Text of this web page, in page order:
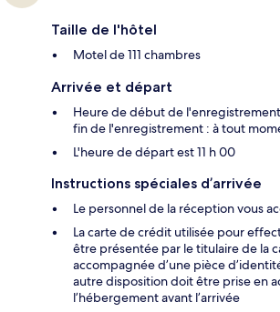
Taille de l'hôtel
Motel de 111 chambres
Arrivée et départ
Heure de début de
fin de l'enregistrement : à tout
L'heure de départ est 11 h 00
Instructions spéciales d’arrivée
Le personnel de la réception vous
La carte de crédit utilisée pour
être présentée par le titulaire de la
accompagnée d’une pièce
autre disposition doit être prise en
l’hébergement avant l’arrivée